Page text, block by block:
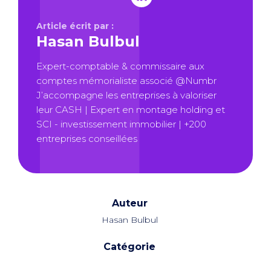
Article écrit par :
Hasan Bulbul
Expert-comptable & commissaire aux
comptes mémorialiste associé @Numbr
J’accompagne les entreprises à valoriser
leur CASH | Expert en montage holding et
SCI - investissement immobilier | +200
entreprises conseillées
Auteur
Hasan Bulbul
Catégorie